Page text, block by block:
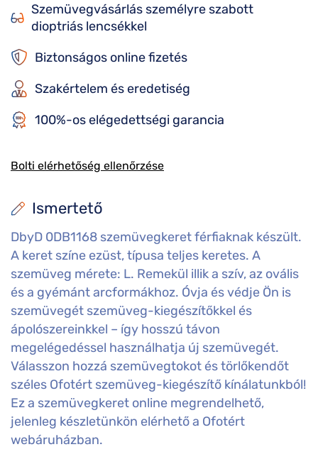
Ismertető
DbyD 0DB1168 szemüvegkeret férfiaknak készült.
A keret színe ezüst, típusa teljes keretes. A
szemüveg mérete: L. Remekül illik a szív, az ovális
és a gyémánt arcformákhoz. Óvja és védje Ön is
szemüvegét szemüveg-kiegészítőkkel és
ápolószereinkkel – így hosszú távon
megelégedéssel használhatja új szemüvegét.
Válasszon hozzá szemüvegtokot és törlőkendőt
széles Ofotért szemüveg-kiegészítő kínálatunkból!
Ez a szemüvegkeret online megrendelhető,
jelenleg készletünkön elérhető a Ofotért
webáruházban.
Szemüvegvásárlás személyre szabott
dioptriás lencsékkel
Biztonságos online fizetés
Szakértelem és eredetiség
100%-os elégedettségi garancia
Bolti elérhetőség ellenőrzése